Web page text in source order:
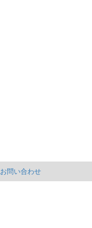
お問い合わせ